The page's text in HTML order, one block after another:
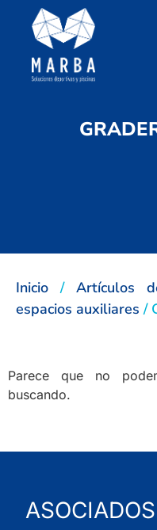
Inicio / Artículos
espacios auxiliares /
Parece que no
buscando.